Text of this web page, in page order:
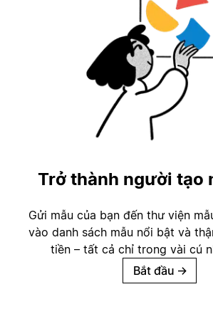
Trở thành người tạo
Gửi mẫu của bạn đến thư viện
vào danh sách mẫu nổi bật và
tiền – tất cả chỉ trong vài cú
Bắt đầu →